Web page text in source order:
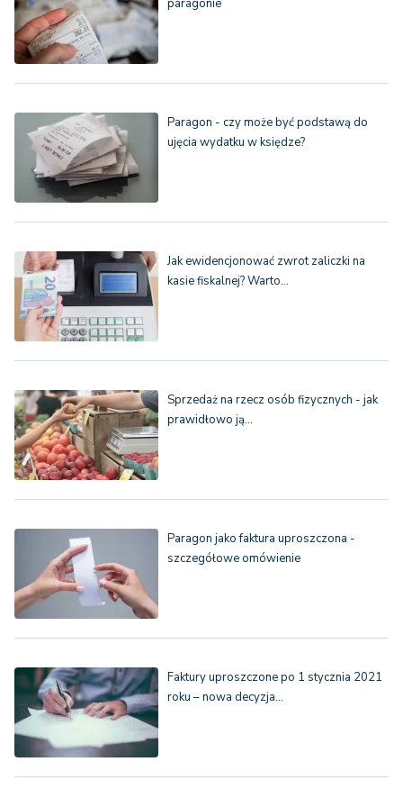
paragonie
Paragon - czy może być podstawą do
ujęcia wydatku w księdze?
Jak ewidencjonować zwrot zaliczki na
kasie fiskalnej? Warto…
Sprzedaż na rzecz osób fizycznych - jak
prawidłowo ją…
Paragon jako faktura uproszczona -
szczegółowe omówienie
Faktury uproszczone po 1 stycznia 2021
roku – nowa decyzja…